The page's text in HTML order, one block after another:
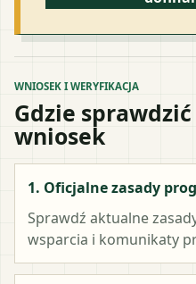
WNIOSEK I WERYFIKACJA
Gdzie
wniosek
1. Oficjalne zasady
Sprawdź aktualne
wsparcia i komunikaty